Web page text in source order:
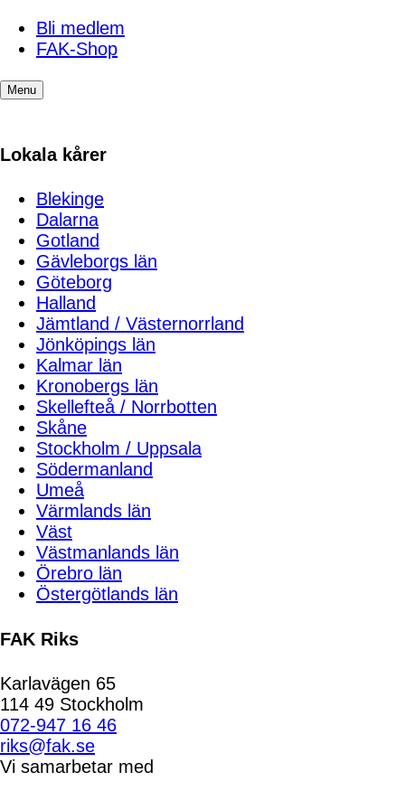
Bli medlem
FAK-Shop
Menu
Lokala kårer
Blekinge
Dalarna
Gotland
Gävleborgs län
Göteborg
Halland
Jämtland / Västernorrland
Jönköpings län
Kalmar län
Kronobergs län
Skellefteå / Norrbotten
Skåne
Stockholm / Uppsala
Södermanland
Umeå
Värmlands län
Väst
Västmanlands län
Örebro län
Östergötlands län
FAK Riks
Karlavägen 65
114 49 Stockholm
072-947 16 46
riks@fak.se
Vi samarbetar med